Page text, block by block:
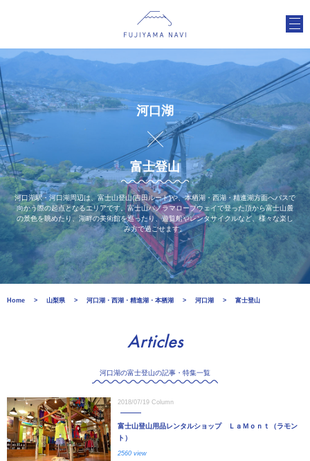
河口湖
富士登山
河口湖駅・河口湖周辺は、富士山登山(吉田ルート)や、本栖湖・西湖・精進湖方面へバスで
向かう際の起点となるエリアです。富士山パノラマロープウェイで登った頂から富士山麓
の景色を眺めたり、湖畔の美術館を巡ったり、遊覧船やレンタサイクルなど、様々な楽し
み方で過ごせます。
Home 山梨県 河口湖・西湖・精進湖・本栖湖 河口湖 富士登山
Articles
河口湖の富士登山の記事・特集一覧
2018/07/19 Column
富士山登山用品レンタルショップ ＬａＭｏｎｔ（ラモン
ト）
2560 view